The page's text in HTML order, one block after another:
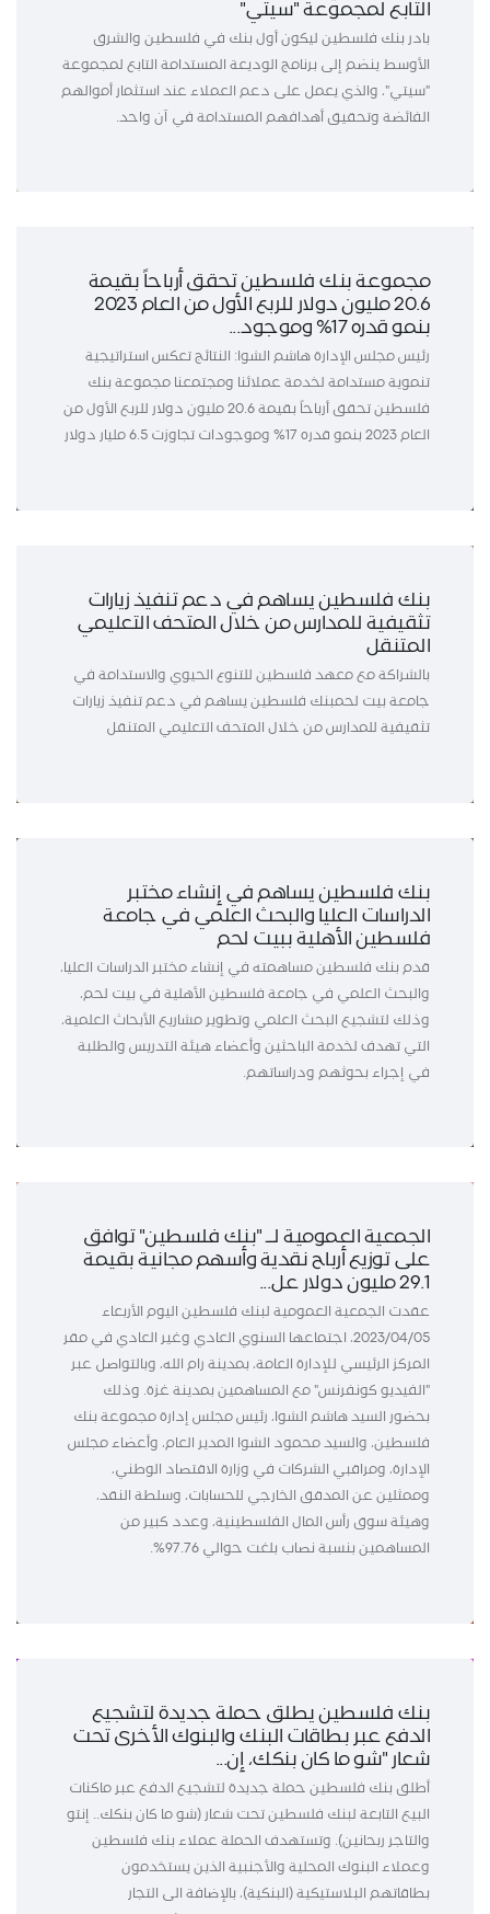
التابع لمجموعة "سيتي"
بادر بنك فلسطين ليكون أول بنك في فلسطين والشرق
الأوسط ينضم إلى برنامج الوديعة المستدامة التابع لمجموعة
"سيتي"، والذي يعمل على دعم العملاء عند استثمار أموالهم
الفائضة وتحقيق أهدافهم المستدامة في آن واحد.
مجموعة بنك فلسطين تحقق أرباحاً بقيمة
20.6 مليون دولار للربع الأول من العام 2023
بنمو قدره 17% وموجود...
رئيس مجلس الإدارة هاشم الشوا: النتائج تعكس استراتيجية
تنموية مستدامة لخدمة عملائنا ومجتمعنا مجموعة بنك
فلسطين تحقق أرباحاً بقيمة 20.6 مليون دولار للربع الأول من
العام 2023 بنمو قدره 17% وموجودات تجاوزت 6.5 مليار دولار
بنك فلسطين يساهم في دعم تنفيذ زيارات
تثقيفية للمدارس من خلال المتحف التعليمي
المتنقل
بالشراكة مع معهد فلسطين للتنوع الحيوي والاستدامة في
جامعة بيت لحمبنك فلسطين يساهم في دعم تنفيذ زيارات
تثقيفية للمدارس من خلال المتحف التعليمي المتنقل
بنك فلسطين يساهم في إنشاء مختبر
الدراسات العليا والبحث العلمي في جامعة
فلسطين الأهلية ببيت لحم
قدم بنك فلسطين مساهمته في إنشاء مختبر الدراسات العليا،
والبحث العلمي في جامعة فلسطين الأهلية في بيت لحم،
وذلك لتشجيع البحث العلمي وتطوير مشاريع الأبحاث العلمية،
التي تهدف لخدمة الباحثين وأعضاء هيئة التدريس والطلبة
في إجراء بحوثهم ودراساتهم.
الجمعية العمومية لــ "بنك فلسطين" توافق
على توزيع أرباح نقدية وأسهم مجانية بقيمة
29.1 مليون دولار عل...
عقدت الجمعية العمومية لبنك فلسطين اليوم الأربعاء
2023/04/05، اجتماعها السنوي العادي وغير العادي في مقر
المركز الرئيسي للإدارة العامة، بمدينة رام الله، وبالتواصل عبر
"الفيديو كونفرنس" مع المساهمين بمدينة غزة. وذلك
بحضور السيد هاشم الشوا، رئيس مجلس إدارة مجموعة بنك
فلسطين، والسيد محمود الشوا المدير العام، وأعضاء مجلس
الإدارة، ومراقبي الشركات في وزارة الاقتصاد الوطني،
وممثلين عن المدقق الخارجي للحسابات، وسلطة النقد،
وهيئة سوق رأس المال الفلسطينية، وعدد كبير من
المساهمين بنسبة نصاب بلغت حوالي 97.76%.
بنك فلسطين يطلق حملة جديدة لتشجيع
الدفع عبر بطاقات البنك والبنوك الأخرى تحت
شعار "شو ما كان بنكك، إن...
أطلق بنك فلسطين حملة جديدة لتشجيع الدفع عبر ماكنات
البيع التابعة لبنك فلسطين تحت شعار (شو ما كان بنكك.. إنتو
والتاجر ربحانين). وتستهدف الحملة عملاء بنك فلسطين
وعملاء البنوك المحلية والأجنبية الذين يستخدمون
بطاقاتهم البلاستيكية (البنكية)، بالإضافة الى التجار